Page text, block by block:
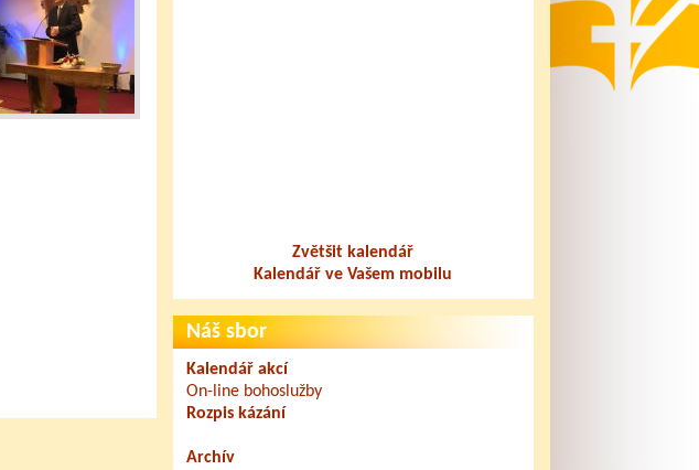
Zvětšit kalendář
Kalendář ve Vašem mobilu
Náš sbor
Kalendář akcí
On-line bohoslužby
Rozpis kázání
Archív